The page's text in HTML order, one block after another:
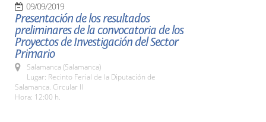
09/09/2019
Presentación de los resultados
preliminares de la convocatoria de los
Proyectos de Investigación del Sector
Primario
Salamanca (Salamanca)
Lugar: Recinto Ferial de la Diputación de
Salamanca. Circular II
Hora: 12:00 h.